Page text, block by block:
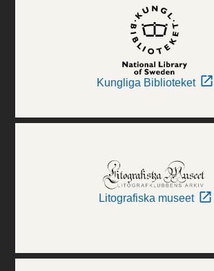
Kungliga Biblioteket
Litografiska museet